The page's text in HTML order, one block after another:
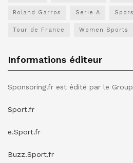
Roland Garros Serie A
Tour de France Women Sports
Informations éditeur
Sponsoring.fr est édité par le
Sport.fr
e.Sport.fr
Buzz.Sport.fr